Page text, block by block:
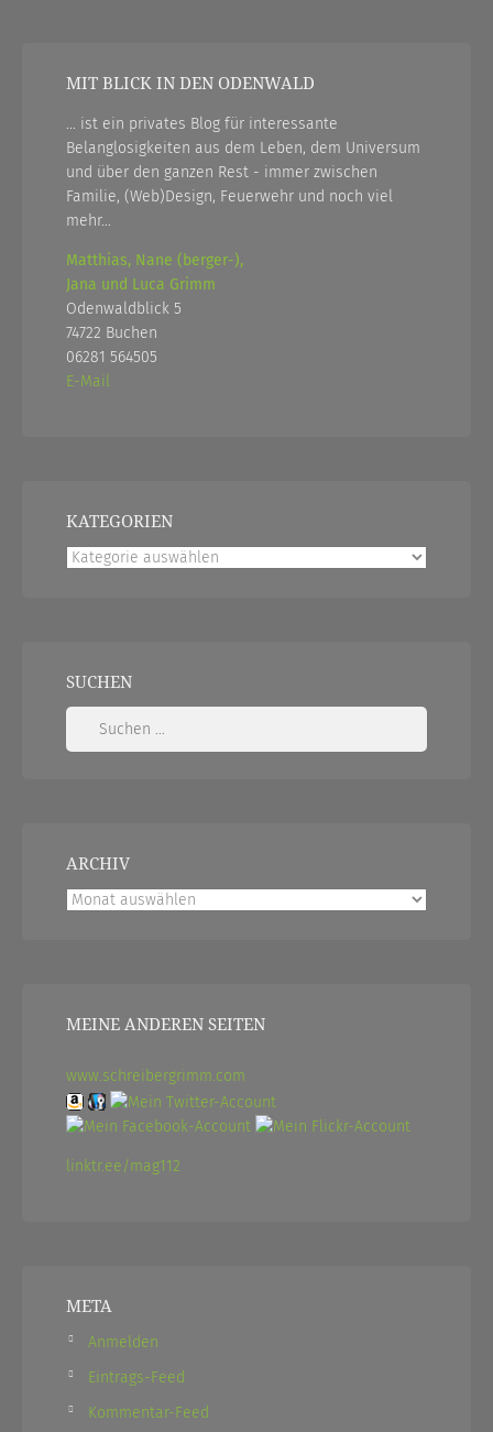
MIT BLICK IN DEN ODENWALD
... ist ein privates Blog für interessante
Belanglosigkeiten aus dem Leben, dem Universum
und über den ganzen Rest - immer zwischen
Familie, (Web)Design, Feuerwehr und noch viel
mehr...
Matthias, Nane (berger-),
Jana und Luca Grimm
Odenwaldblick 5
74722 Buchen
06281 564505
E-Mail
KATEGORIEN
Kategorien
SUCHEN
Suchen
ARCHIV
Archiv
MEINE ANDEREN SEITEN
www.schreibergrimm.com
linktr.ee/mag112
META
Anmelden
Eintrags-Feed
Kommentar-Feed